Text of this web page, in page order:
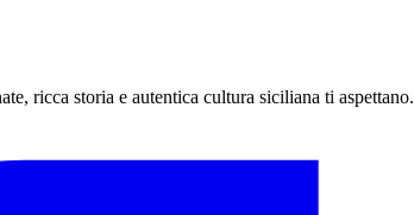
ricca storia e autentica cultura siciliana ti aspettano.